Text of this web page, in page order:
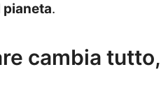
.
cambia tutto,